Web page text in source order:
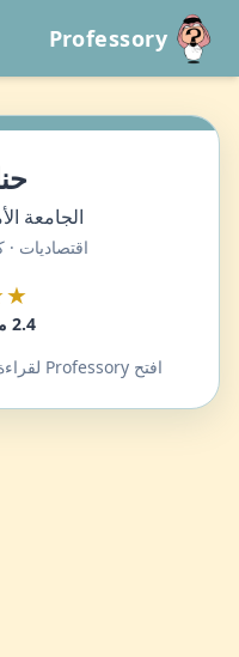
Professory
الجامعة
اقتصاديات ·
2.4 من 5 · 5 تقييم
افتح Professory لقراءة كل التقييمات ومشاركة تجربتك